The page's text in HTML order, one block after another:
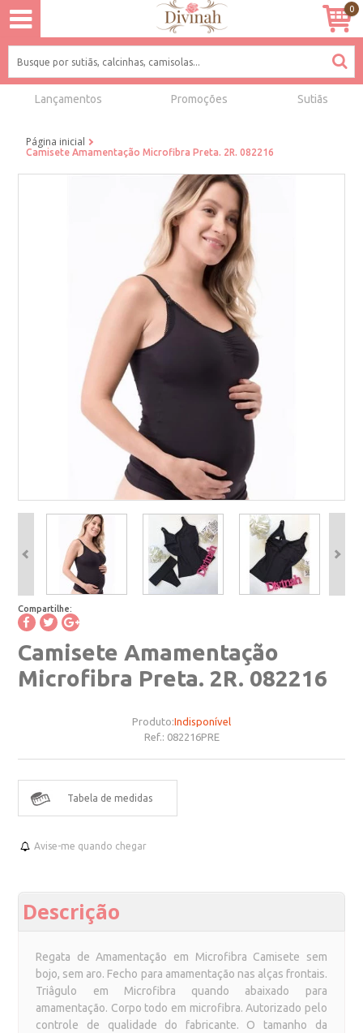
0
Lançamentos Promoções Sutiãs
Página inicial
Camisete Amamentação Microfibra Preta. 2R. 082216
Compartilhe:
Camisete Amamentação
Microfibra Preta. 2R. 082216
Produto:Indisponível
Ref.: 082216PRE
Tabela de medidas
Avise-me quando chegar
Descrição
Regata de Amamentação em Microfibra Camisete sem
bojo, sem aro. Fecho para amamentação nas alças frontais.
Triâgulo em Microfibra quando abaixado para
amamentação. Corpo todo em microfibra. Autorizado pelo
controle de qualidade do fabricante. O tamanho da